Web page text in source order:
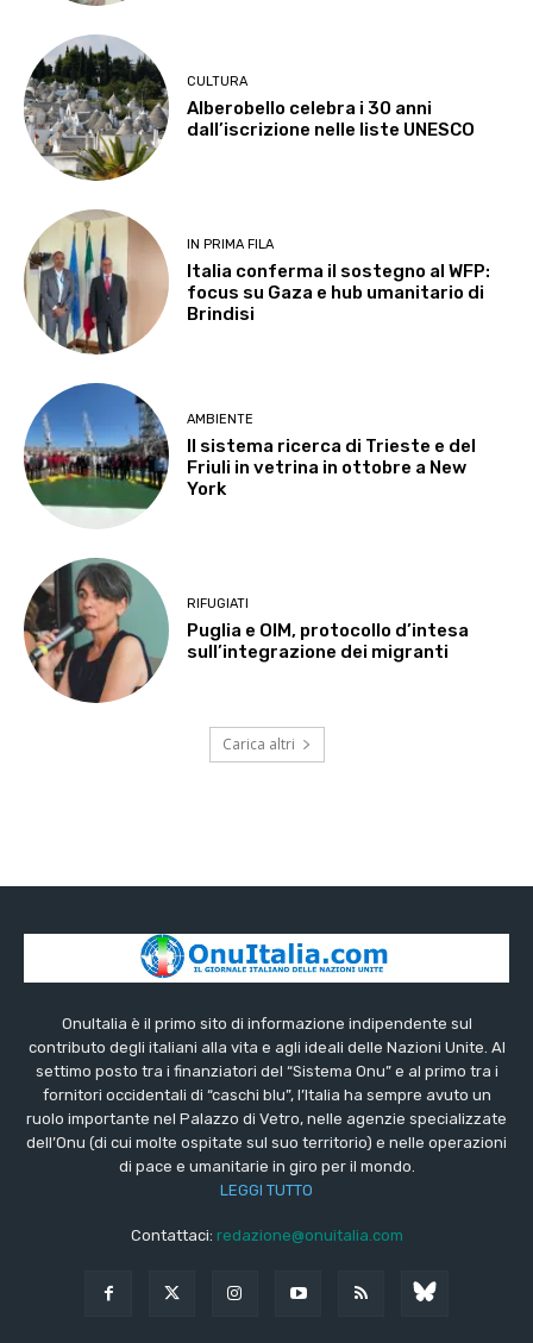
CULTURA
Alberobello celebra i 30 anni
dall’iscrizione nelle liste UNESCO
IN PRIMA FILA
Italia conferma il sostegno al WFP:
focus su Gaza e hub umanitario di
Brindisi
AMBIENTE
Il sistema ricerca di Trieste e del
Friuli in vetrina in ottobre a New
York
RIFUGIATI
Puglia e OIM, protocollo d’intesa
sull’integrazione dei migranti
Carica altri
OnuItalia è il primo sito di informazione indipendente sul
contributo degli italiani alla vita e agli ideali delle Nazioni Unite. Al
settimo posto tra i finanziatori del “Sistema Onu” e al primo tra i
fornitori occidentali di “caschi blu”, l’Italia ha sempre avuto un
ruolo importante nel Palazzo di Vetro, nelle agenzie specializzate
dell’Onu (di cui molte ospitate sul suo territorio) e nelle operazioni
di pace e umanitarie in giro per il mondo.
LEGGI TUTTO
Contattaci: redazione@onuitalia.com